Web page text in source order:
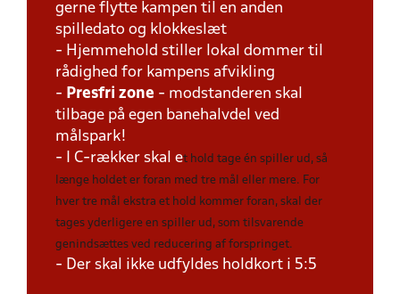
gerne flytte kampen til en anden
spilledato og klokkeslæt
- Hjemmehold stiller lokal dommer til
rådighed for kampens afvikling
- Presfri zone - modstanderen skal
tilbage på egen banehalvdel ved
målspark!
- I C-rækker skal et hold tage én spiller ud, så
længe holdet er foran med tre mål eller mere. For
hver tre mål ekstra et hold kommer foran, skal der
tages yderligere en spiller ud, som tilsvarende
genindsættes ved reducering af forspringet.
- Der skal ikke udfyldes holdkort i 5:5